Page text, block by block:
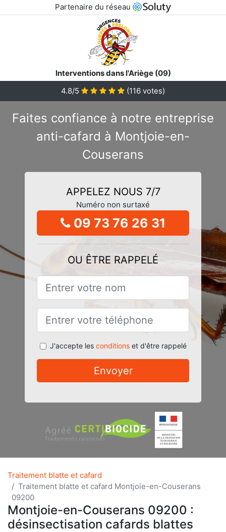
Partenaire du réseau
Interventions dans l'Ariège (09)
4.8/5
(116 votes)
Faites confiance à notre entreprise
anti-cafard à Montjoie-en-
Couserans
APPELEZ NOUS 7/7
Numéro non surtaxé
09 73 76 26 31
OU ÊTRE RAPPELÉ
J'accepte les conditionset d'être rappelé
Envoyer
Traitement blatte et cafard
Traitement blatte et cafard Montjoie-en-Couserans
09200
Montjoie-en-Couserans 09200 :
désinsectisation cafards blattes